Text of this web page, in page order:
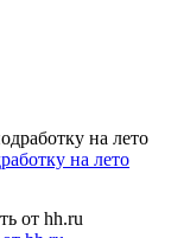
на лето